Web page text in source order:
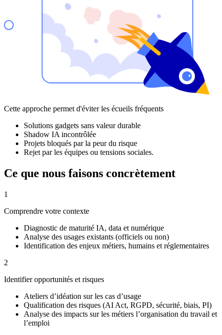
Cette approche permet d'éviter les écueils fréquents
Solutions gadgets sans valeur durable
Shadow IA incontrôlée
Projets bloqués par la peur du risque
Rejet par les équipes ou tensions sociales.
Ce que nous faisons concrètement
1
Comprendre votre contexte
Diagnostic de maturité IA, data et numérique
Analyse des usages existants (officiels ou non)
Identification des enjeux métiers, humains et réglementaires
2
Identifier opportunités et risques
Ateliers d’idéation sur les cas d’usage
Qualification des risques (AI Act, RGPD, sécurité, biais, PI)
Analyse des impacts sur les métiers l’organisation du travail et
l’emploi